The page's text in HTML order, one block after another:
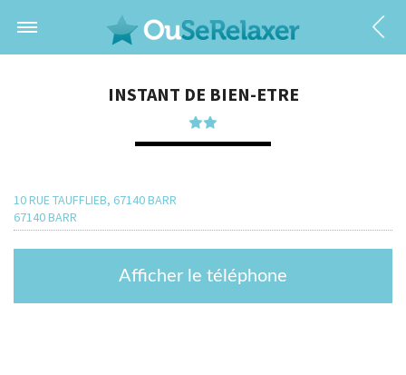
INSTANT DE BIEN-ETRE
10 RUE TAUFFLIEB, 67140 BARR
67140 BARR
Afficher le téléphone